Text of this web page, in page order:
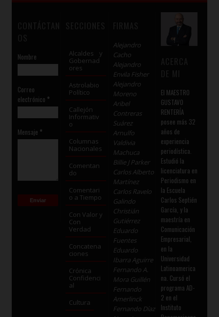
Nombre
Correo
electrónico *
Mensaje *
Alcaldes y
Gobernad
ores
Astrolabio
Político
Callejón
Informativ
o
Columnas
Nacionales
Comentan
do
Comentari
o a Tiempo
Con Valor y
Con
Verdad
Concatena
ciones
Crónica
Confidenci
al
Cultura
Alejandro
Cacho
Alejandro
Envila Fisher
Alejandro
Moreno
Aribel
Contreras
Suárez
Arnulfo
Valdivia
Machuca
Billie J Parker
Carlos Alberto
Martínez
Carlos Ravelo
Galindo
Christián
Gutiérrez
Eduardo
Fuentes
Eduardo
Ibarra Aguirre
Fernando A.
Mora Guillén
Fernando
Amerlinck
Fernando Díaz
El MAESTRO
GUSTAVO
RENTERÍA
posee más 32
años de
experiencia
periodística.
Estudió la
licenciatura en
Periodismo en
la Escuela
Carlos Septién
García, y la
maestría en
Comunicación
Empresarial,
en la
Universidad
Latinoamerica
na. Cursó el
programa AD-
2 en el
Instituto